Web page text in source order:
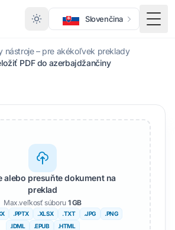
Slovenčina
nástroje – pre akékoľvek preklady
PDF do azerbajdžančiny
alebo presuňte dokument na
preklad
Max.veľkosť súboru 1 GB
.PPTX .XLSX .TXT .JPG
.PNG
.IDML
.EPUB .HTML